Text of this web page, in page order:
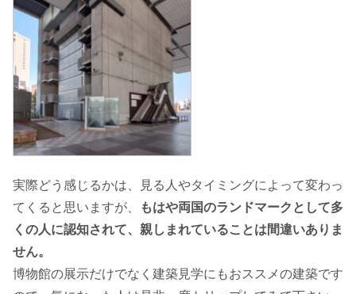
実際どう感じるかは、見る人やタイミングによって変わっ
てくると思いますが、
もはや両国のランドマークとして多
くの人に認知されて、親しまれていることは間違いありま
せん。
博物館の展示だけでなく建築見学にもおススメの建築です